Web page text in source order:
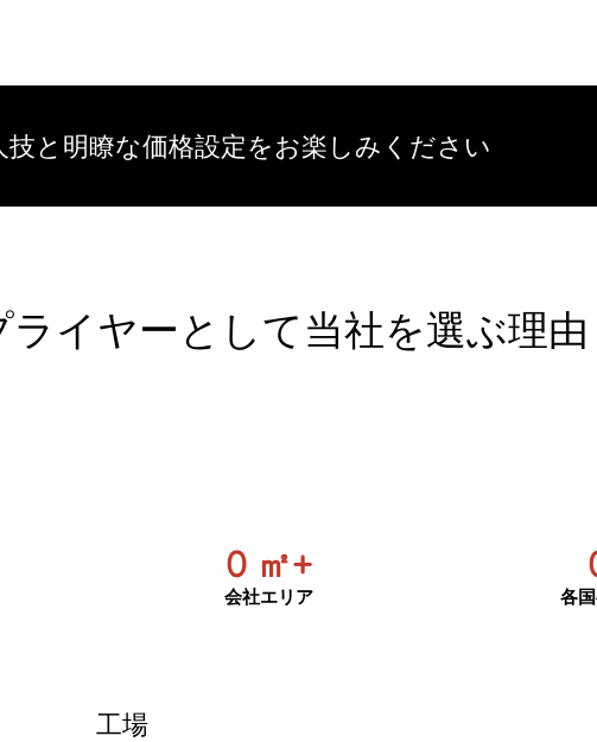
と明瞭な価格設定をお楽しみください
イヤーとして当社を選ぶ理由
0㎡+
会社エリア 各
工場